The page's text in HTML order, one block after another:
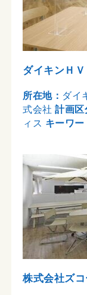
ダイキンＨ
所在地： ダイ
式会社計画区
ィス キーワー
株式会社ズ